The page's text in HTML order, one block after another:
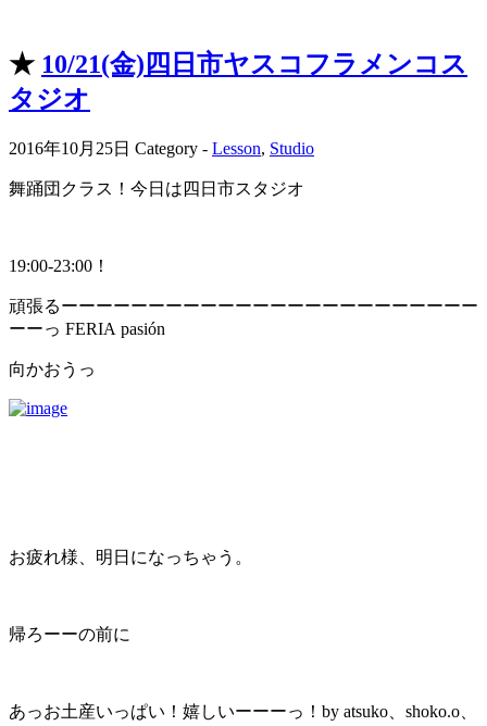
★ 10/21(金)四日市ヤスコフラメンコス
タジオ
2016年10月25日 Category - Lesson, Studio
舞踊団クラス！今日は四日市スタジオ
19:00-23:00！
頑張るーーーーーーーーーーーーーーーーーーーーーーーー
ーーっ FERIA pasión
向かおうっ
お疲れ様、明日になっちゃう。
帰ろーーの前に
あっお土産いっぱい！嬉しいーーーっ！by atsuko、shoko.o、